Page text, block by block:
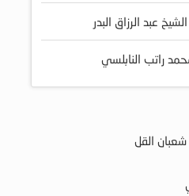
عبد الرزاق البدر
راتب النابلسي
القل